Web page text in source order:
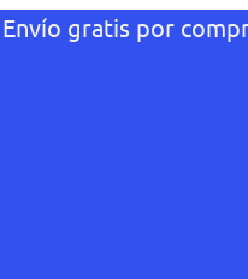
gratis por